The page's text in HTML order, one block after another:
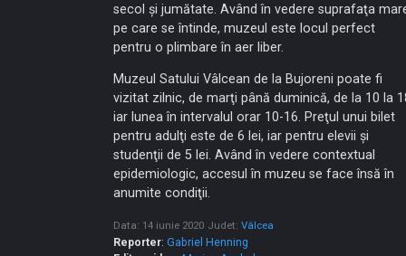
secol şi jumătate. Având în vedere suprafaţa
pe care se întinde, muzeul este locul perfect
pentru o plimbare în aer liber.
Muzeul Satului Vâlcean de la Bujoreni poate fi
vizitat zilnic, de marţi până duminică, de la 10 la
iar lunea în intervalul orar 10-16. Preţul unui bilet
pentru adulţi este de 6 lei, iar pentru elevii şi
studenţii de 5 lei. Având în vedere contextual
epidemiologic, accesul în muzeu se face însă în
anumite condiţii.
Data: 14 iunie 2020 Judet: Vâlcea
Reporter: Gabriel Henning